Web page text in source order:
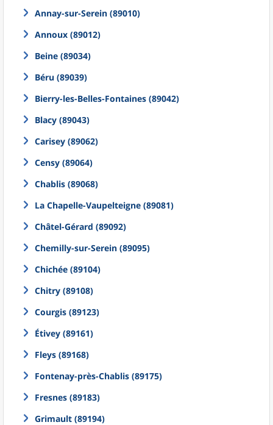
Annay-sur-Serein (89010)
Annoux (89012)
Beine (89034)
Béru (89039)
Bierry-les-Belles-Fontaines (89042)
Blacy (89043)
Carisey (89062)
Censy (89064)
Chablis (89068)
La Chapelle-Vaupelteigne (89081)
Châtel-Gérard (89092)
Chemilly-sur-Serein (89095)
Chichée (89104)
Chitry (89108)
Courgis (89123)
Étivey (89161)
Fleys (89168)
Fontenay-près-Chablis (89175)
Fresnes (89183)
Grimault (89194)